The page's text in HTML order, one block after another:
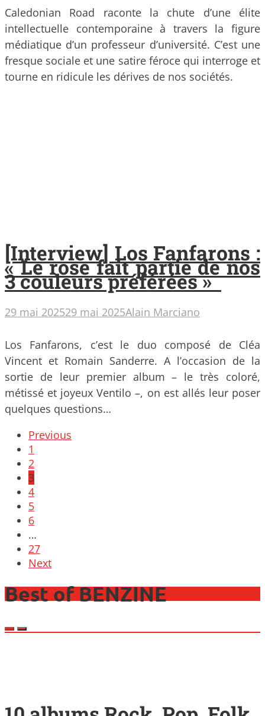
Caledonian Road raconte la chute d’une élite
intellectuelle contemporaine à travers la figure
médiatique d’un professeur d’université. C’est une
fresque sociale et une satire féroce qui interroge et
tourne en ridicule les dérives de nos sociétés.
[Interview] Los Fanfarons :
« Le rose fait partie de nos
3 couleurs préférées »
29 mai 202529 mai 2025Alain Marciano
Los Fanfarons, c’est le duo composé de Cléa
Vincent et Romain Sanderre. A l’occasion de la
sortie de leur premier album – le très coloré,
métissé et joyeux Ventilo –, on est allés leur poser
quelques questions…
Posts
navigation
Previous
1
2
3
4
5
6
…
27
Next
Best of BENZINE